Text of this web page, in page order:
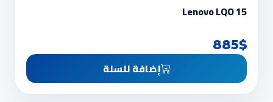
Lenovo LQO 15
885$
إضافة للسلة